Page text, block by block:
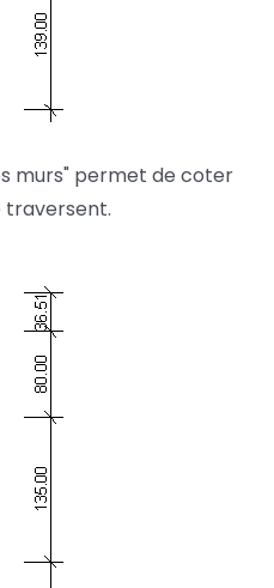
murs" permet de coter
traversent.